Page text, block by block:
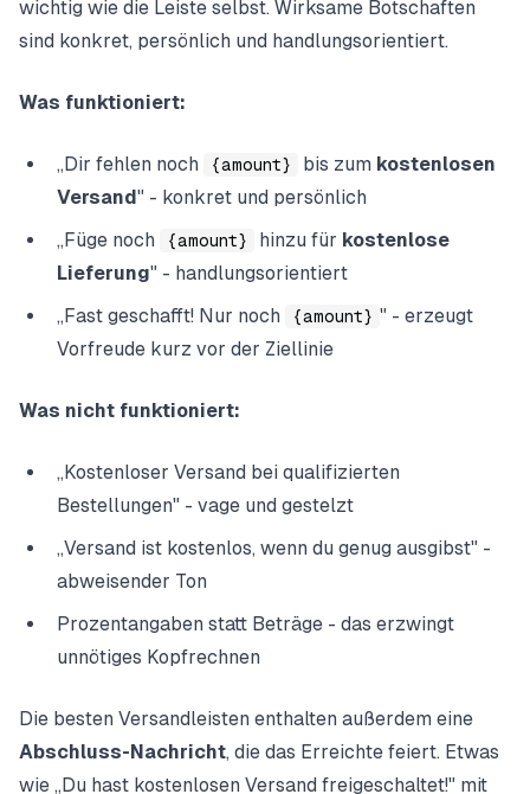
wichtig wie die Leiste selbst. Wirksame Botschaften
sind konkret, persönlich und handlungsorientiert.
Was funktioniert:
„Dir fehlen noch {amount} bis zum kostenlosen
Versand" - konkret und persönlich
„Füge noch
{amount} hinzu für kostenlose
Lieferung" - handlungsorientiert
„Fast geschafft! Nur noch
{amount} " - erzeugt
Vorfreude kurz vor der Ziellinie
Was nicht funktioniert:
„Kostenloser Versand bei qualifizierten
Bestellungen" - vage und gestelzt
„Versand ist kostenlos, wenn du genug ausgibst" -
abweisender Ton
Prozentangaben statt Beträge - das erzwingt
unnötiges Kopfrechnen
Die besten Versandleisten enthalten außerdem eine
Abschluss-Nachricht, die das Erreichte feiert. Etwas
wie „Du hast kostenlosen Versand freigeschaltet!" mit